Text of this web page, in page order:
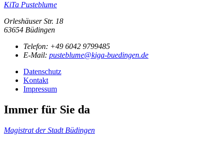
KiTa Pusteblume
Orleshäuser Str. 18
63654 Büdingen
Telefon: +49 6042 9799485
E-Mail: pusteblume@kiga-buedingen.de
Datenschutz
Kontakt
Impressum
Immer für Sie da
Magistrat der Stadt Büdingen